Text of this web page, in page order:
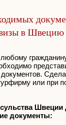
в Швецию
или при
Швеции
документы: